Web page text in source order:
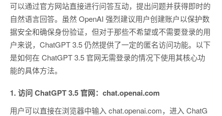
可以通过官方网站直接进行问答互动，提出问题并获得即时的
自然语言回答。虽然 OpenAI 强烈建议用户创建账户以保护数
据安全和确保身份验证，但对于那些不希望或不需要登录的用
户来说，ChatGPT 3.5 仍然提供了一定的匿名访问功能。以下
是如何在 ChatGPT 3.5 官网无需登录的情况下使用其核心功
能的具体方法。
1.访问 ChatGPT 3.5 官网：chat.openai.com
用户可以直接在浏览器中输入 chat.openai.com，进入 ChatG